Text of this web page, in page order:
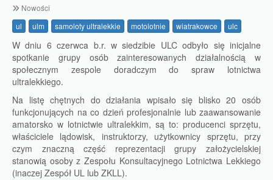
Nowości
ul
ulm samoloty ultralekkie motolotnie wiatrakowce ulc
W dniu 6 czerwca b.r. w siedzibie ULC odbyło się inicjalne
spotkanie grupy osób zainteresowanych działalnością w
społecznym zespole doradczym do spraw lotnictwa
ultralekkiego.
Na listę chętnych do działania wpisało się blisko 20 osób
funkcjonujących na co dzień profesjonalnie lub zaawansowanie
amatorsko w lotnictwie ultralekkim, są to: producenci sprzętu,
właściciele lądowisk, instruktorzy, użytkownicy sprzętu, przy
czym znaczną część reprezentacji grupy założycielskiej
stanowią osoby z Zespołu Konsultacyjnego Lotnictwa Lekkiego
(inaczej Zespół UL lub ZKLL).